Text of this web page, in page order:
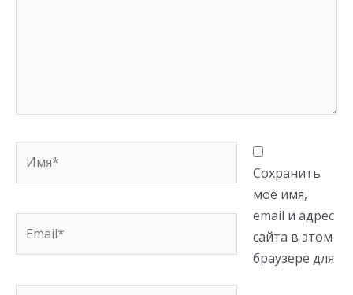
Сохранить
моё имя,
email и адрес
сайта в этом
браузере для